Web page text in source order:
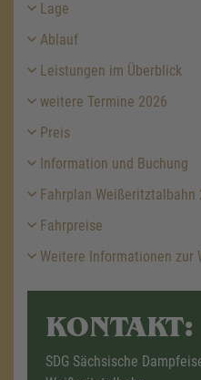
Lage
Ablauf
Leistungen im Überblick
weitere Termine 2026
Preis
Information und Buchung
Fahrplan Weißeritztalbahn
Fahrpreise
Weitere Informationen zur
KONTAKT:
SDG Sächsische